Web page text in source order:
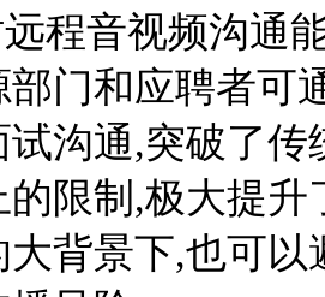
程音视频沟通
部门和应聘者可
沟通,突破了传
的限制,极大提升
大背景下,也可以